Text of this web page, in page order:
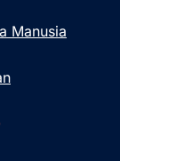
Manusia